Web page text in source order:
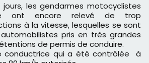
jours, les gendarmes motocyclistes
ont encore relevé de trop
à la vitesse, lesquelles se sont
pris en très grandes
de permis de conduire.
conductrice qui a été contrôlée à